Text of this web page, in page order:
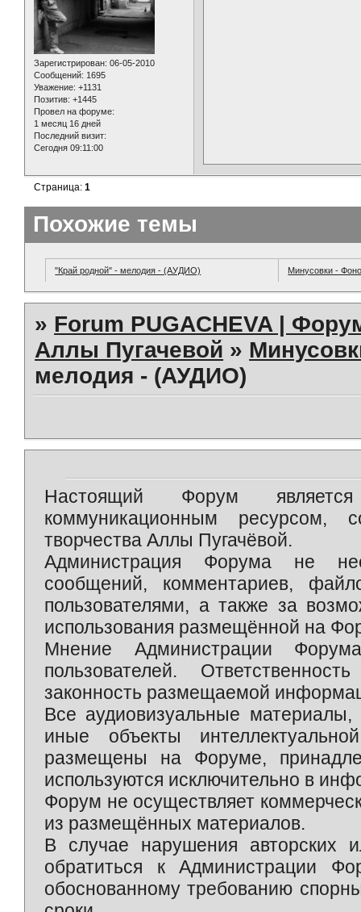
Зарегистрирован: 06-05-2010
Сообщений: 1695
Уважение: +1131
Позитив: +1445
Провел на форуме:
1 месяц 16 дней
Последний визит:
Сегодня 09:11:00
Страница:1
Похожие темы
"Край родной" - мелодия - (АУДИО) Минусовки -
» Forum PUGACHEVA |
Аллы Пугачевой »
мелодия - (АУДИО)
Настоящий Форум является
коммуникационным ресурсом,
творчества Аллы Пугачёвой.
Администрация Форума не
сообщений, комментариев,
пользователями, а также за
использования размещённой на
Мнение Администрации
пользователей.
законность размещаемой
Все аудиовизуальные
иные объекты
размещены на Форуме,
используются исключительно в
Форум не осуществляет
из размещённых материалов.
В случае нарушения авторских
обратиться к Администрации
обоснованному требованию